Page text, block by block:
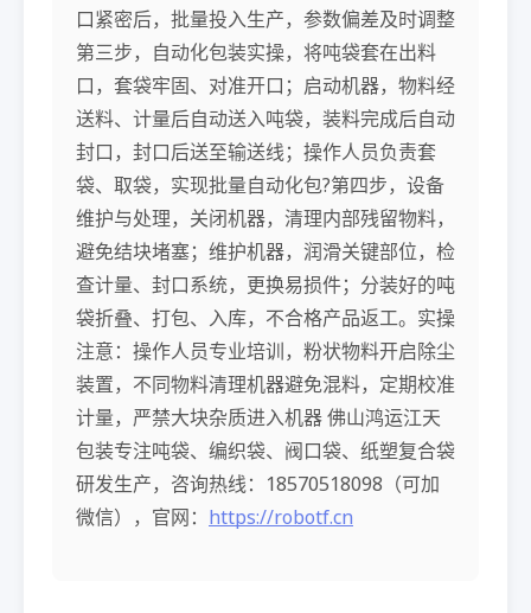
口紧密后，批量投入生产，参数偏差及时调整
第三步，自动化包装实操，将吨袋套在出料
口，套袋牢固、对准开口；启动机器，物料经
送料、计量后自动送入吨袋，装料完成后自动
封口，封口后送至输送线；操作人员负责套
袋、取袋，实现批量自动化包?第四步，设备
维护与处理，关闭机器，清理内部残留物料，
避免结块堵塞；维护机器，润滑关键部位，检
查计量、封口系统，更换易损件；分装好的吨
袋折叠、打包、入库，不合格产品返工。实操
注意：操作人员专业培训，粉状物料开启除尘
装置，不同物料清理机器避免混料，定期校准
计量，严禁大块杂质进入机器 佛山鸿运江天
包装专注吨袋、编织袋、阀口袋、纸塑复合袋
研发生产，咨询热线：18570518098（可加
微信），官网： https://robotf.cn